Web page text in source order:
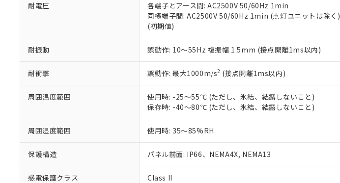
耐電圧
各端子とアース間: AC2500V 50/60Hz 1min
同極端子間: AC2500V 50/60Hz 1min (点灯ユニットは除く)
(初期値)
耐振動 誤動作: 10～55Hz 複振幅 1.5mm (接点開離1ms以内)
耐衝撃 誤動作: 最大1000m/s2 (接点開離1ms以内)
周囲温度範囲
使用時: -25～55℃ (ただし、氷結、結露しないこと)
保存時: -40～80℃ (ただし、氷結、結露しないこと)
周囲湿度範囲 使用時: 35～85%RH
保護構造 パネル前面: IP66、NEMA4X, NEMA13
感電保護クラス Class II